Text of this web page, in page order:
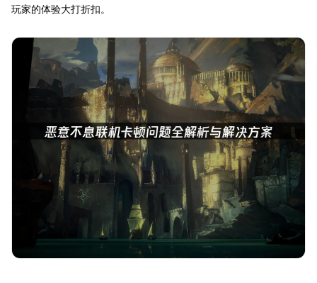
玩家的体验大打折扣。